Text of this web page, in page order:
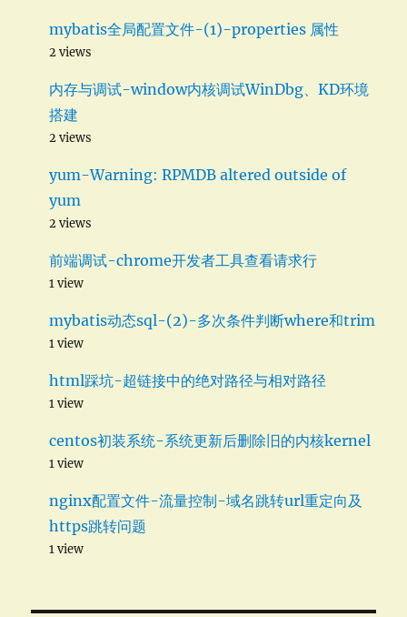
mybatis全局配置文件-(1)-properties 属性
2 views
内存与调试-window内核调试WinDbg、KD环境
搭建
2 views
yum-Warning: RPMDB altered outside of
yum
2 views
前端调试-chrome开发者工具查看请求行
1 view
mybatis动态sql-(2)-多次条件判断where和trim
1 view
html踩坑-超链接中的绝对路径与相对路径
1 view
centos初装系统-系统更新后删除旧的内核kernel
1 view
nginx配置文件-流量控制-域名跳转url重定向及
https跳转问题
1 view